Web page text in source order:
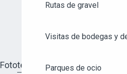
Rutas de gravel
Visitas de bodegas y
Parques de ocio
Fototeca